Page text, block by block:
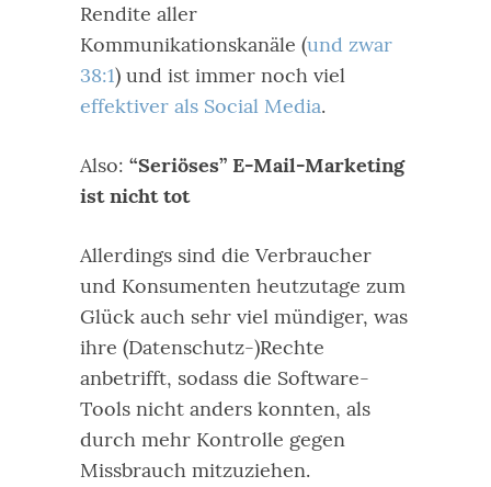
Rendite aller
Kommunikationskanäle (und zwar
38:1) und ist immer noch viel
effektiver als Social Media.
Also: “Seriöses” E-Mail-Marketing
ist nicht tot
Allerdings sind die Verbraucher
und Konsumenten heutzutage zum
Glück auch sehr viel mündiger, was
ihre (Datenschutz-)Rechte
anbetrifft, sodass die Software-
Tools nicht anders konnten, als
durch mehr Kontrolle gegen
Missbrauch mitzuziehen.